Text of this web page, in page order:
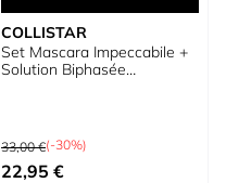
COLLISTAR
Set Mascara Impeccabile +
Solution Biphasée
Prix normal
33,00 €(-30%)
Prix spécial
22,95 €